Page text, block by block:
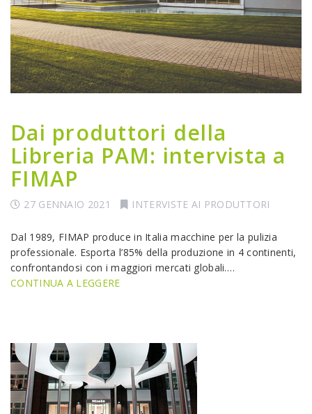
Dai produttori della
Libreria PAM: intervista a
FIMAP
27 GENNAIO 2021 INTERVISTE AI PRODUTTORI
Dal 1989, FIMAP produce in Italia macchine per la pulizia
professionale. Esporta l’85% della produzione in 4 continenti,
confrontandosi con i maggiori mercati globali.…
CONTINUA A LEGGERE